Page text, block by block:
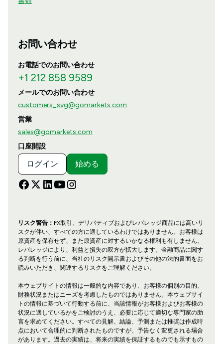
お問い合わせ
お電話でのお問い合わせ
+1 212 858 9589
メールでのお問い合わせ
customers_svg@gomarkets.com
営業
sales@gomarkets.com
口座開設
ログイン 始める
リスク警告： FX取引、デリバティブおよびレバレッジ商品には高いリ
スクが伴い、すべての方に適しているわけではありません。お客様は
原資産を保有せず、また原資産に対するいかなる権利も有しません。
レバレッジにより、利益と損失の双方が拡大します。金融商品に関す
る判断を行う前に、当社のリスク開示書およびその他の法的書面をお
読みいただき、関連するリスクをご理解ください。
本ウェブサイトの情報は一般的な内容であり、お客様の個別の目的、
財務状況またはニーズを考慮したものではありません。本ウェブサイ
トの情報に基づいて行動する前に、当該情報がお客様およびお客様の
状況に適しているかをご検討のうえ、必要に応じて適切な専門家の助
言を求めてください。すべての見解、結論、予測または推奨は作成時
点において合理的に判断されたものですが、予告なく変更される場合
があります。過去の実績は、将来の実績を保証するものでも示すもの